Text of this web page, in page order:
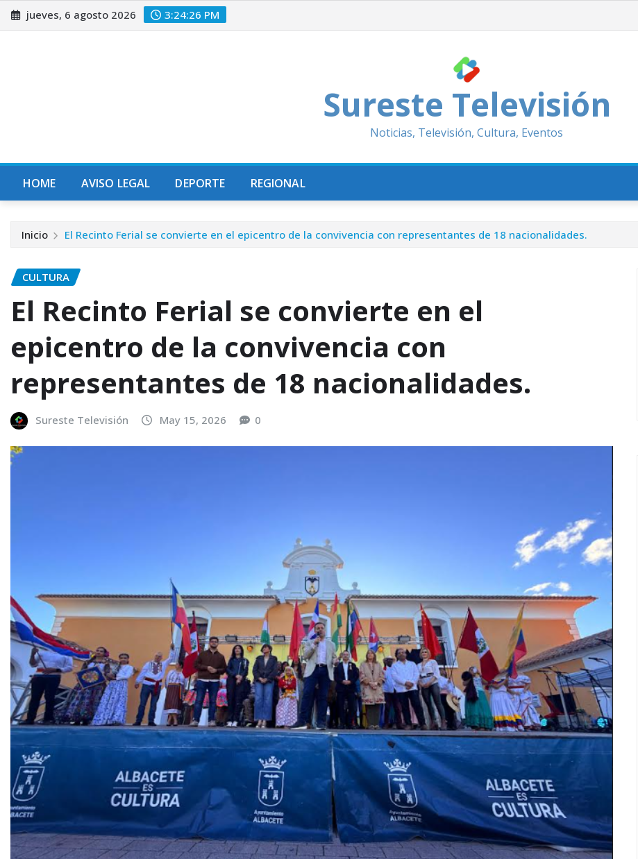
Saltar
al
jueves, 6 agosto 2026 3:24:27 PM
Sureste Televisión
Noticias, Televisión, Cultura, Eventos
HOME AVISO LEGAL DEPORTE REGIONAL
Inicio El Recinto Ferial se convierte en el epicentro de la convivencia con representantes de 18 nacionalidades.
CULTURA
El Recinto Ferial se convierte en el
epicentro de la convivencia con
representantes de 18 nacionalidades.
Sureste Televisión May 15, 2026 0